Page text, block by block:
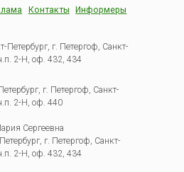
Контакты Информеры
Петербург, г. Петергоф, Санкт-
2-Н, оф. 432, 434
г. Петергоф, Санкт-
2-Н, оф. 440
Сергеевна
г. Петергоф, Санкт-
2-Н, оф. 432, 434